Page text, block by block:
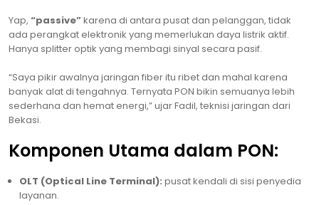
Yap, “passive”karena di antara pusat dan pelanggan, tidak
ada perangkat elektronik yang memerlukan daya listrik aktif.
Hanya splitter optik yang membagi sinyal secara pasif.
“Saya pikir awalnya jaringan fiber itu ribet dan mahal karena
banyak alat di tengahnya. Ternyata PON bikin semuanya lebih
sederhana dan hemat energi,” ujar Fadil, teknisi jaringan dari
Bekasi.
Komponen Utama dalam PON:
OLT (Optical Line Terminal): pusat kendali di sisi penyedia
layanan.